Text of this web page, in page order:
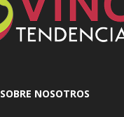
SOBRE NOSOTROS